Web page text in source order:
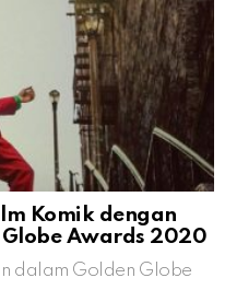
Komik dengan
Awards 2020
dalam Golden Globe